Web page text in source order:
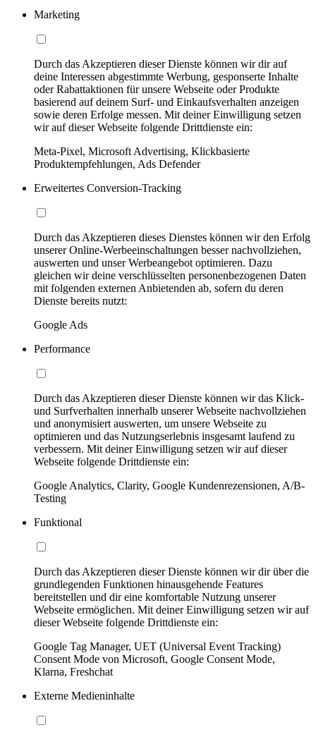
Marketing
Durch das Akzeptieren dieser Dienste können wir dir auf
deine Interessen abgestimmte Werbung, gesponserte Inhalte
oder Rabattaktionen für unsere Webseite oder Produkte
basierend auf deinem Surf- und Einkaufsverhalten anzeigen
sowie deren Erfolge messen. Mit deiner Einwilligung setzen
wir auf dieser Webseite folgende Drittdienste ein:
Meta-Pixel, Microsoft Advertising, Klickbasierte
Produktempfehlungen, Ads Defender
Erweitertes Conversion-Tracking
Durch das Akzeptieren dieses Dienstes können wir den Erfolg
unserer Online-Werbeeinschaltungen besser nachvollziehen,
auswerten und unser Werbeangebot optimieren. Dazu
gleichen wir deine verschlüsselten personenbezogenen Daten
mit folgenden externen Anbietenden ab, sofern du deren
Dienste bereits nutzt:
Google Ads
Performance
Durch das Akzeptieren dieser Dienste können wir das Klick-
und Surfverhalten innerhalb unserer Webseite nachvollziehen
und anonymisiert auswerten, um unsere Webseite zu
optimieren und das Nutzungserlebnis insgesamt laufend zu
verbessern. Mit deiner Einwilligung setzen wir auf dieser
Webseite folgende Drittdienste ein:
Google Analytics, Clarity, Google Kundenrezensionen, A/B-
Testing
Funktional
Durch das Akzeptieren dieser Dienste können wir dir über die
grundlegenden Funktionen hinausgehende Features
bereitstellen und dir eine komfortable Nutzung unserer
Webseite ermöglichen. Mit deiner Einwilligung setzen wir auf
dieser Webseite folgende Drittdienste ein:
Google Tag Manager, UET (Universal Event Tracking)
Consent Mode von Microsoft, Google Consent Mode,
Klarna, Freshchat
Externe Medieninhalte